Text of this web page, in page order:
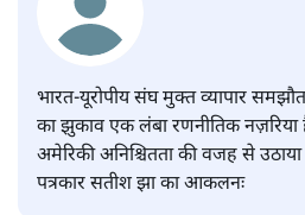
भारत-यूरोपीय संघ मुक्त व्यापार
का झुकाव एक लंबा रणनीतिक नज़रिया
अमेरिकी अनिश्चितता की वजह से
पत्रकार सतीश झा का आकलनः